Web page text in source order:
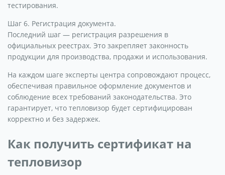
тестирования.
Шаг 6. Регистрация документа.
Последний шаг — регистрация разрешения в
официальных реестрах. Это закрепляет законность
продукции для производства, продажи и использования.
На каждом шаге эксперты центра сопровождают процесс,
обеспечивая правильное оформление документов и
соблюдение всех требований законодательства. Это
гарантирует, что тепловизор будет сертифицирован
корректно и без задержек.
Как получить сертификат на
тепловизор